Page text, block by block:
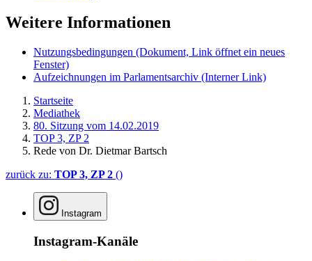
Weitere Informationen
Nutzungsbedingungen (Dokument, Link öffnet ein neues
Fenster)
Aufzeichnungen im Parlamentsarchiv (Interner Link)
Startseite
Mediathek
80. Sitzung vom 14.02.2019
TOP 3, ZP 2
Rede von Dr. Dietmar Bartsch
zurück zu: TOP 3, ZP 2 ()
Instagram
Instagram-Kanäle